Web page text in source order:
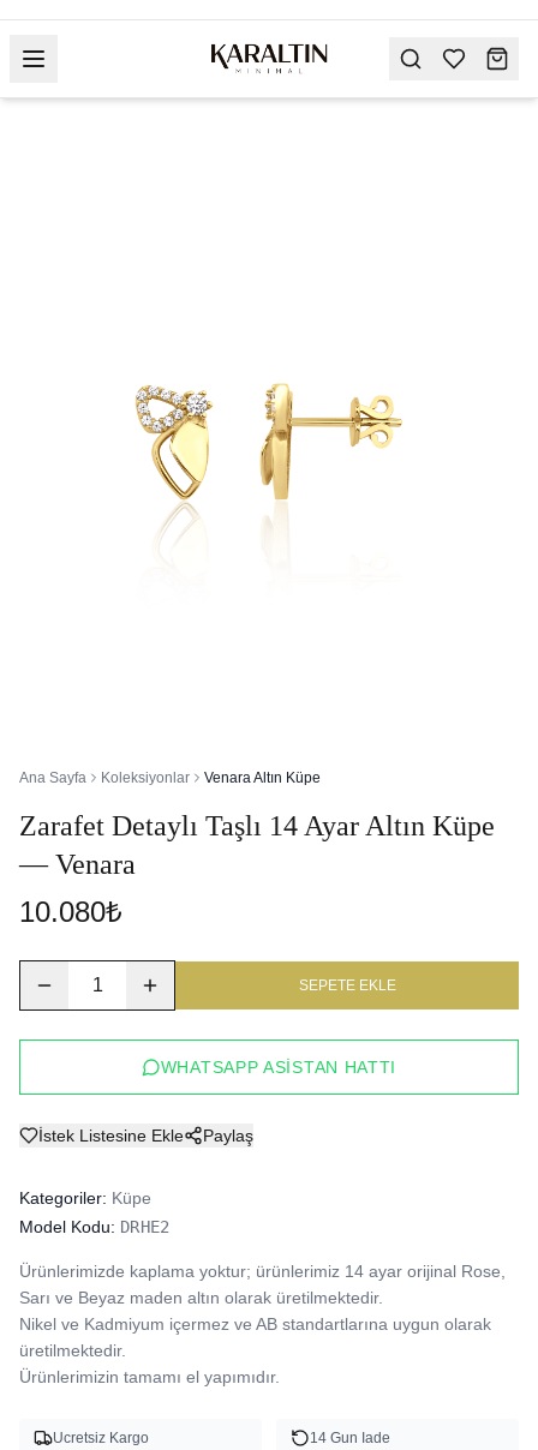
Ana Sayfa Koleksiyonlar Venara Altın Küpe
Zarafet Detaylı Taşlı 14 Ayar Altın Küpe
— Venara
10.080₺
1 SEPETE EKLE
WHATSAPP ASISTAN HATTI
İstek Listesine Ekle Paylaş
Kategoriler: Küpe
Model Kodu: DRHE2
Ürünlerimizde kaplama yoktur; ürünlerimiz 14 ayar orijinal Rose,
Sarı ve Beyaz maden altın olarak üretilmektedir.
Nikel ve Kadmiyum içermez ve AB standartlarına uygun olarak
üretilmektedir.
Ürünlerimizin tamamı el yapımıdır.
Ucretsiz Kargo 14 Gun Iade